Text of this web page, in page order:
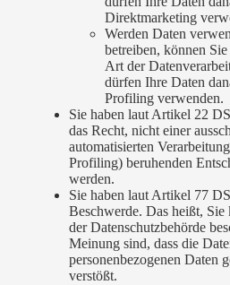
Direktmarketing
Werden Daten
betreiben, können
Art der
dürfen Ihre Daten
Profiling verwenden.
Sie haben laut Artikel 22
das Recht, nicht einer
automatisierten
Profiling) beruhenden
werden.
Sie haben laut Artikel 77
Beschwerde. Das heißt, Sie
der Datenschutzbehörde
Meinung sind, dass die
personenbezogenen Daten
verstößt.